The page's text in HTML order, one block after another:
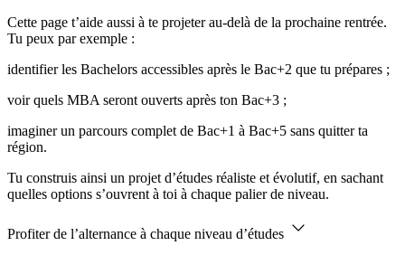
Cette page t’aide aussi à te projeter au-delà de la prochaine rentrée.
Tu peux par exemple :
identifier les Bachelors accessibles après le Bac+2 que tu prépares ;
voir quels MBA seront ouverts après ton Bac+3 ;
imaginer un parcours complet de Bac+1 à Bac+5 sans quitter ta
région.
Tu construis ainsi un projet d’études réaliste et évolutif, en sachant
quelles options s’ouvrent à toi à chaque palier de niveau.
Profiter de l’alternance à chaque niveau d’études